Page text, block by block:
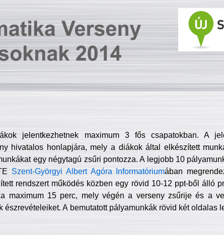
jelentkezhetnek maximum 3 fős csapatokban. A
hivatalos honlapjára, mely a diákok által elkészített
egy négytagú zsűri pontozza. A legjobb 10
Szent-Györgyi Albert Agóra Informatóriumában
rendszert működés közben egy rövid 10-12 ppt-ből álló
maximum 15 perc, mely végén a verseny zsűrije és a
észrevételeiket. A bemutatott pályamunkák rövid két oldalas